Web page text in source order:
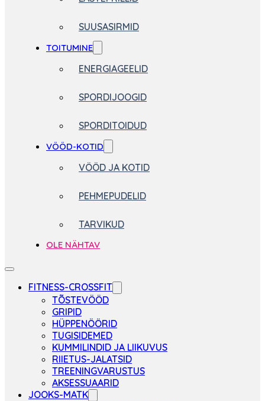
SUUSASIRMID
TOITUMINE
ENERGIAGEELID
SPORDIJOOGID
SPORDITOIDUD
VÖÖD-KOTID
VÖÖD JA KOTID
PEHMEPUDELID
TARVIKUD
OLE NÄHTAV
FITNESS-CROSSFIT
TÕSTEVÖÖD
GRIPID
HÜPPENÖÖRID
TUGISIDEMED
KUMMILINDID JA LIIKUVUS
RIIETUS-JALATSID
TREENINGVARUSTUS
AKSESSUAARID
JOOKS-MATK